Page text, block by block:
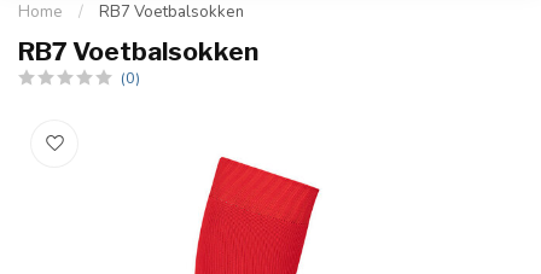
Home / RB7 Voetbalsokken
RB7 Voetbalsokken
(0)